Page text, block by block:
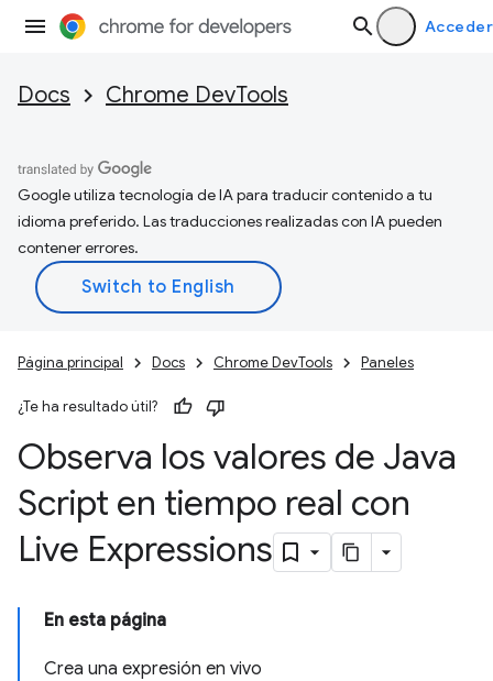
Acceder
Docs Chrome DevTools
Google utiliza tecnología de IA para traducir contenido a tu
idioma preferido. Las traducciones realizadas con IA pueden
contener errores.
Página principal Docs Chrome DevTools Paneles
¿Te ha resultado útil?
Observa los valores de Java
Script en tiempo real con
Live Expressions
En esta página
Crea una expresión en vivo